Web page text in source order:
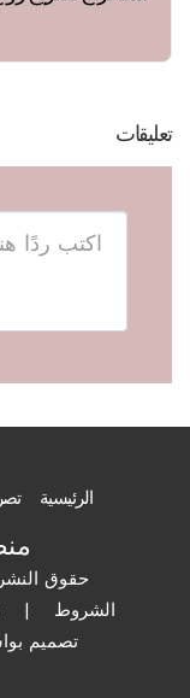
تعليقات
حقوق النشر © 2026 جميع
الشروط |
تصميم
الرئيسية